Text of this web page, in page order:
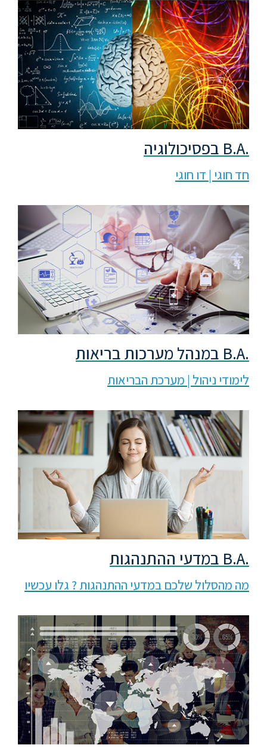
.B.A בפסיכולוגיה
חד חוגי | דו חוגי
.B.A במנהל מערכות בריאות
לימודי ניהול | מערכת הבריאות
.B.A במדעי ההתנהגות
מה מהסלול שלכם במדעי ההתנהגות ? גלו עכשיו